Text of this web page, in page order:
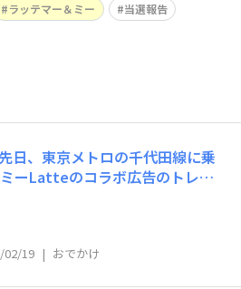
ラッテマー＆ミー
当選報告
ーLatteのコラボ広告のトレイ
の広告でし
る広告は全てVERY×マー＆ミ
お写真がずらり！ 思わず「写真
02/19 | おでかけ